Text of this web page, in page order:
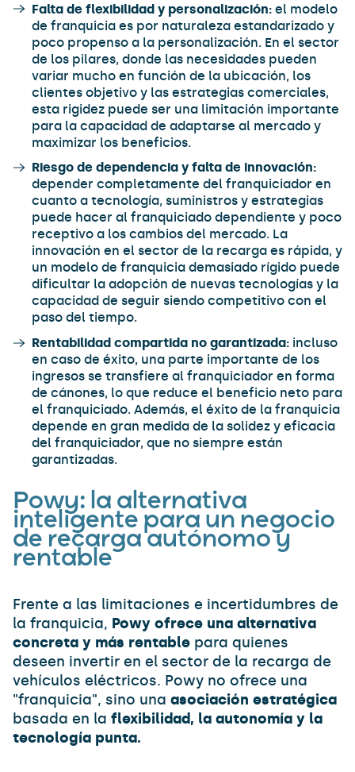
Falta de flexibilidad y personalización: el modelo
de franquicia es por naturaleza estandarizado y
poco propenso a la personalización. En el sector
de los pilares, donde las necesidades pueden
variar mucho en función de la ubicación, los
clientes objetivo y las estrategias comerciales,
esta rigidez puede ser una limitación importante
para la capacidad de adaptarse al mercado y
maximizar los beneficios.
Riesgo de dependencia y falta de innovación:
depender completamente del franquiciador en
cuanto a tecnología, suministros y estrategias
puede hacer al franquiciado dependiente y poco
receptivo a los cambios del mercado. La
innovación en el sector de la recarga es rápida, y
un modelo de franquicia demasiado rígido puede
dificultar la adopción de nuevas tecnologías y la
capacidad de seguir siendo competitivo con el
paso del tiempo.
Rentabilidad compartida no garantizada: incluso
en caso de éxito, una parte importante de los
ingresos se transfiere al franquiciador en forma
de cánones, lo que reduce el beneficio neto para
el franquiciado. Además, el éxito de la franquicia
depende en gran medida de la solidez y eficacia
del franquiciador, que no siempre están
garantizadas.
Powy: la alternativa
inteligente para un negocio
de recarga autónomo y
rentable
Frente a las limitaciones e incertidumbres de
la franquicia, Powy ofrece una alternativa
concreta y más rentable para quienes
deseen invertir en el sector de la recarga de
vehículos eléctricos. Powy no ofrece una
"franquicia", sino una asociación estratégica
basada en la flexibilidad, la autonomía y la
tecnología punta.